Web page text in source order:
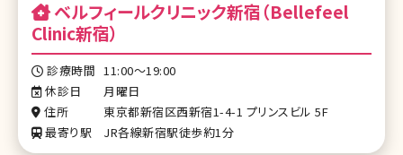
Clinic新宿）
診療時間 11:00〜19:00
休診日
月曜日
住所
東京都新宿区西新宿1-4-1 プリンスビル 5F
最寄り駅
JR各線新宿駅徒歩約1分